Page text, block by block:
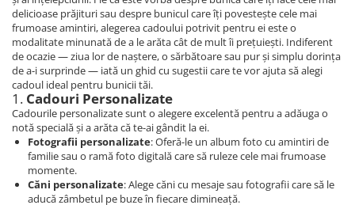
delicioase prăjituri sau despre bunicul care îți povestește cele mai
frumoase amintiri, alegerea cadoului potrivit pentru ei este o
modalitate minunată de a le arăta cât de mult îi prețuiești. Indiferent
de ocazie — ziua lor de naștere, o sărbătoare sau pur și simplu dorința
de a-i surprinde — iată un ghid cu sugestii care te vor ajuta să alegi
cadoul ideal pentru bunicii tăi.
1. Cadouri Personalizate
Cadourile personalizate sunt o alegere excelentă pentru a adăuga o
notă specială și a arăta că te-ai gândit la ei.
Fotografii personalizate: Oferă-le un album foto cu amintiri de
familie sau o ramă foto digitală care să ruleze cele mai frumoase
momente.
Căni personalizate: Alege căni cu mesaje sau fotografii care să le
aducă zâmbetul pe buze în fiecare dimineață.